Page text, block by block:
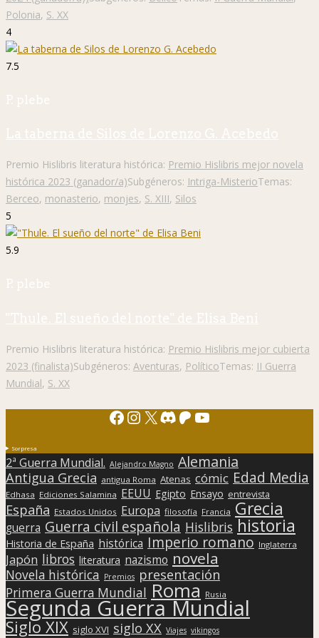
Polonia, S. XX
4
7.5
P. plebe
La taberna de Silos de Lorenzo G. Acebedo
Premio Hislibris literatura histórica: Premio Hislibris mejor novela
histórica 2023 (ganador/a)Subgéneros: Intriga-MisterioTemas:
Berceo, monasterio, monjes, S. XIII, Silos
5
5.9
P. plebe
"Thule. El sueño del norte" de Elisa Beni
Premio Hislibris literatura histórica: Premio Hislibris mejor cubierta
2023 (finalista)Subgéneros: Aventuras, PolíticoTemas: II Guerra
Mundial, S. XX
Facebook
Instagram
X Discord
Patreon
YouTube
Sorpresa
2ª Guerra Mundial. Alejandro Magno Alemania
Antigua Grecia antigua Roma Atenas cómic Edad Media
Edhasa Ediciones Salamina EEUU Egipto Ensayo entrevista
España Estados Unidos Europa filosofía Francia Grecia
guerra Guerra civil española Hislibris historia
Historia de España histórica Imperio romano Inglaterra
Japón libros literatura nazismo novela
Novela histórica Premios presentación
Primera Guerra Mundial Roma Rusia
Segunda Guerra Mundial
Siglo XIX siglo XVI siglo XX Viajes vikingos